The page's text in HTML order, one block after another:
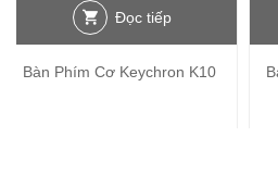
Đọc tiếp
Bàn Phím Cơ Keychron K10